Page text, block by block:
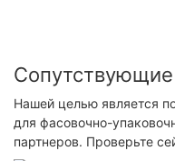
Нашей целью является
для фасовочно-
партнеров. Проверьте